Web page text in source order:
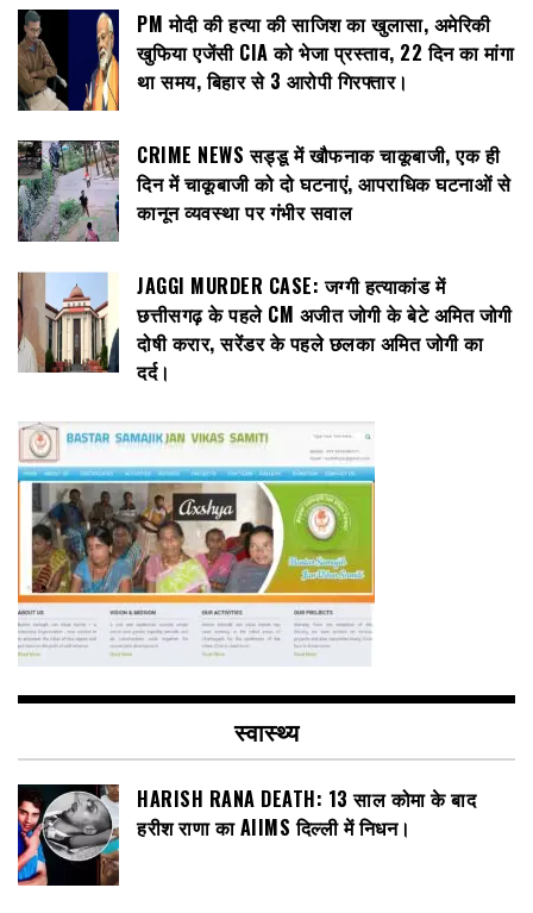
PM मोदी की हत्या की साजिश का खुलासा, अमेरिकी
खुफिया एजेंसी CIA को भेजा प्रस्ताव, 22 दिन का मांगा
था समय, बिहार से 3 आरोपी गिरफ्तार।
CRIME NEWS सड्डू में खौफनाक चाकूबाजी, एक ही
दिन में चाकूबाजी को दो घटनाएं, आपराधिक घटनाओं से
कानून व्यवस्था पर गंभीर सवाल
JAGGI MURDER CASE: जग्गी हत्याकांड में
छत्तीसगढ़ के पहले CM अजीत जोगी के बेटे अमित जोगी
दोषी करार, सरेंडर के पहले छलका अमित जोगी का
दर्द।
स्वास्थ्य
HARISH RANA DEATH: 13 साल कोमा के बाद
हरीश राणा का AIIMS दिल्ली में निधन।